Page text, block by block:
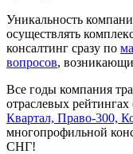
Уникальность
осуществлять
консалтинг сразу по
вопросов,
Все годы компания
отраслевых рейтингах
Квартал, Право-300,
многопрофильной
СНГ!